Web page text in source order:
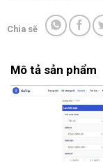
Chia sẽ
Mô tả sản phẩm